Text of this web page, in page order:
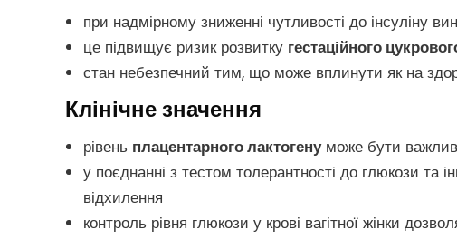
при надмірному зниженні чутливості до інсуліну
це підвищує ризик розвитку гестаційного
стан небезпечний тим, що може вплинути як на
Клінічне значення
рівень плацентарного лактогенуможе бути
у поєднанні з тестом толерантності до глюкози
відхилення
контроль рівня глюкози у крові вагітної жінки